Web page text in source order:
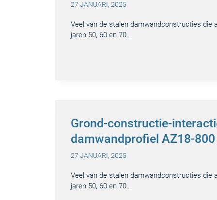
27 JANUARI, 2025
Veel van de stalen damwandconstructies die
jaren 50, 60 en 70…
Grond-constructie-
damwandprofiel AZ18-800
27 JANUARI, 2025
Veel van de stalen damwandconstructies die
jaren 50, 60 en 70…